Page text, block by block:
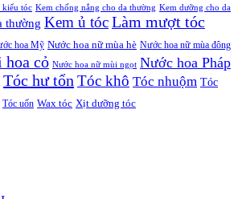
kiểu tóc Kem chống nắng cho da thường Kem dưỡng cho da
thường Kem ủ tócLàm mượt tóc
hoa Mỹ Nước hoa nữ mùa hè Nước hoa nữ mùa đông
hoa cỏ Nước hoa nữ mùi ngọt Nước hoa Pháp
Tóc hư tổn Tóc khô Tóc nhuộm Tóc
Tóc uốn Wax tóc Xịt dưỡng tóc